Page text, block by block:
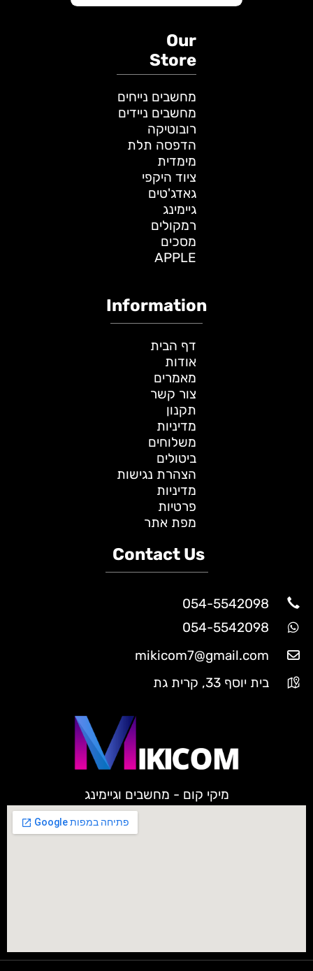
Our
Store
מחשבים נייחים
מחשבים ניידים
רובוטיקה
הדפסה תלת
מימדית
ציוד היקפי
גאדג'טים
גיימינג
רמקולים
מסכים
APPLE
Information
דף הבית
אודות
מאמרים
צור קשר
תקנון
מדיניות
משלוחים
ביטולים
הצהרת נגישות
מדיניות
פרטיות
מפת אתר
Contact Us
054-5542098
054-5542098
mikicom7@gmail.com
בית יוסף 33, קרית גת
מיקי קום - מחשבים וגיימינג